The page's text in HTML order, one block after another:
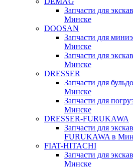
Запчасти для
Минске
DOOSAN
Запчасти для
Минске
Запчасти для
Минске
DRESSER
Запчасти для
Минске
Запчасти для
Минске
DRESSER-FURUKAWA
Запчасти для
FURUKAWA в
FIAT-HITACHI
Запчасти для
Минске